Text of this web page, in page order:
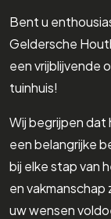
Bent u
Geldersche
een vrijblijvende
tuinhuis!
Wij begrijpen
een belangrijke
bij elke stap van
en vakmanschap
uw wensen